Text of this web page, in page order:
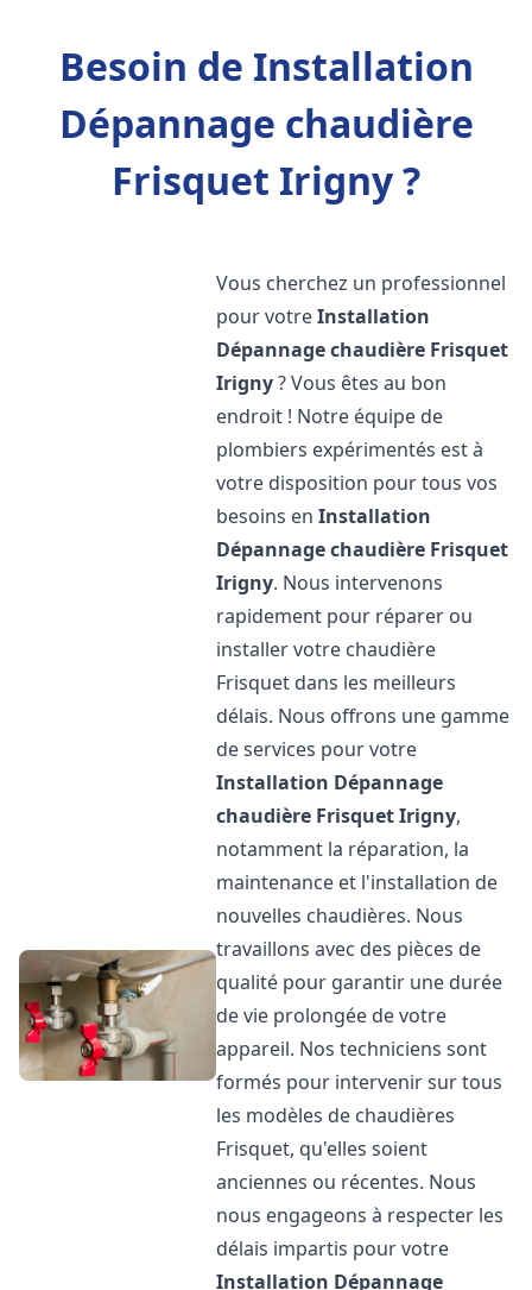
Besoin de Installation
Dépannage chaudière
Frisquet Irigny ?
Vous cherchez un professionnel
pour votreInstallation
Dépannage chaudière Frisquet
Irigny? Vous êtes au bon
endroit ! Notre équipe de
plombiers expérimentés est à
votre disposition pour tous vos
besoins enInstallation
Dépannage chaudière Frisquet
Irigny. Nous intervenons
rapidement pour réparer ou
installer votre chaudière
Frisquet dans les meilleurs
délais. Nous offrons une gamme
de services pour votre
Installation Dépannage
chaudière FrisquetIrigny,
notamment la réparation, la
maintenance et l'installation de
nouvelles chaudières. Nous
travaillons avec des pièces de
qualité pour garantir une durée
de vie prolongée de votre
appareil. Nos techniciens sont
formés pour intervenir sur tous
les modèles de chaudières
Frisquet, qu'elles soient
anciennes ou récentes. Nous
nous engageons à respecter les
délais impartis pour votre
Installation Dépannage